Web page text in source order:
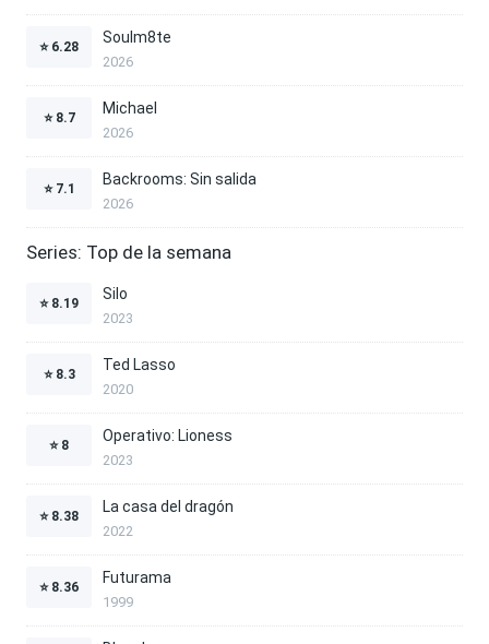
⭐ 6.28
Soulm8te
2026
⭐ 8.7
Michael
2026
⭐ 7.1
Backrooms: Sin salida
2026
Series: Top de la semana
⭐ 8.19
Silo
2023
⭐ 8.3
Ted Lasso
2020
⭐ 8
Operativo: Lioness
2023
⭐ 8.38
La casa del dragón
2022
⭐ 8.36
Futurama
1999